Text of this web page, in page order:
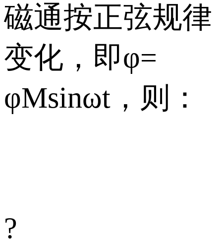
磁通按正弦规律
变化，即φ=
φMsinωt，则：
?